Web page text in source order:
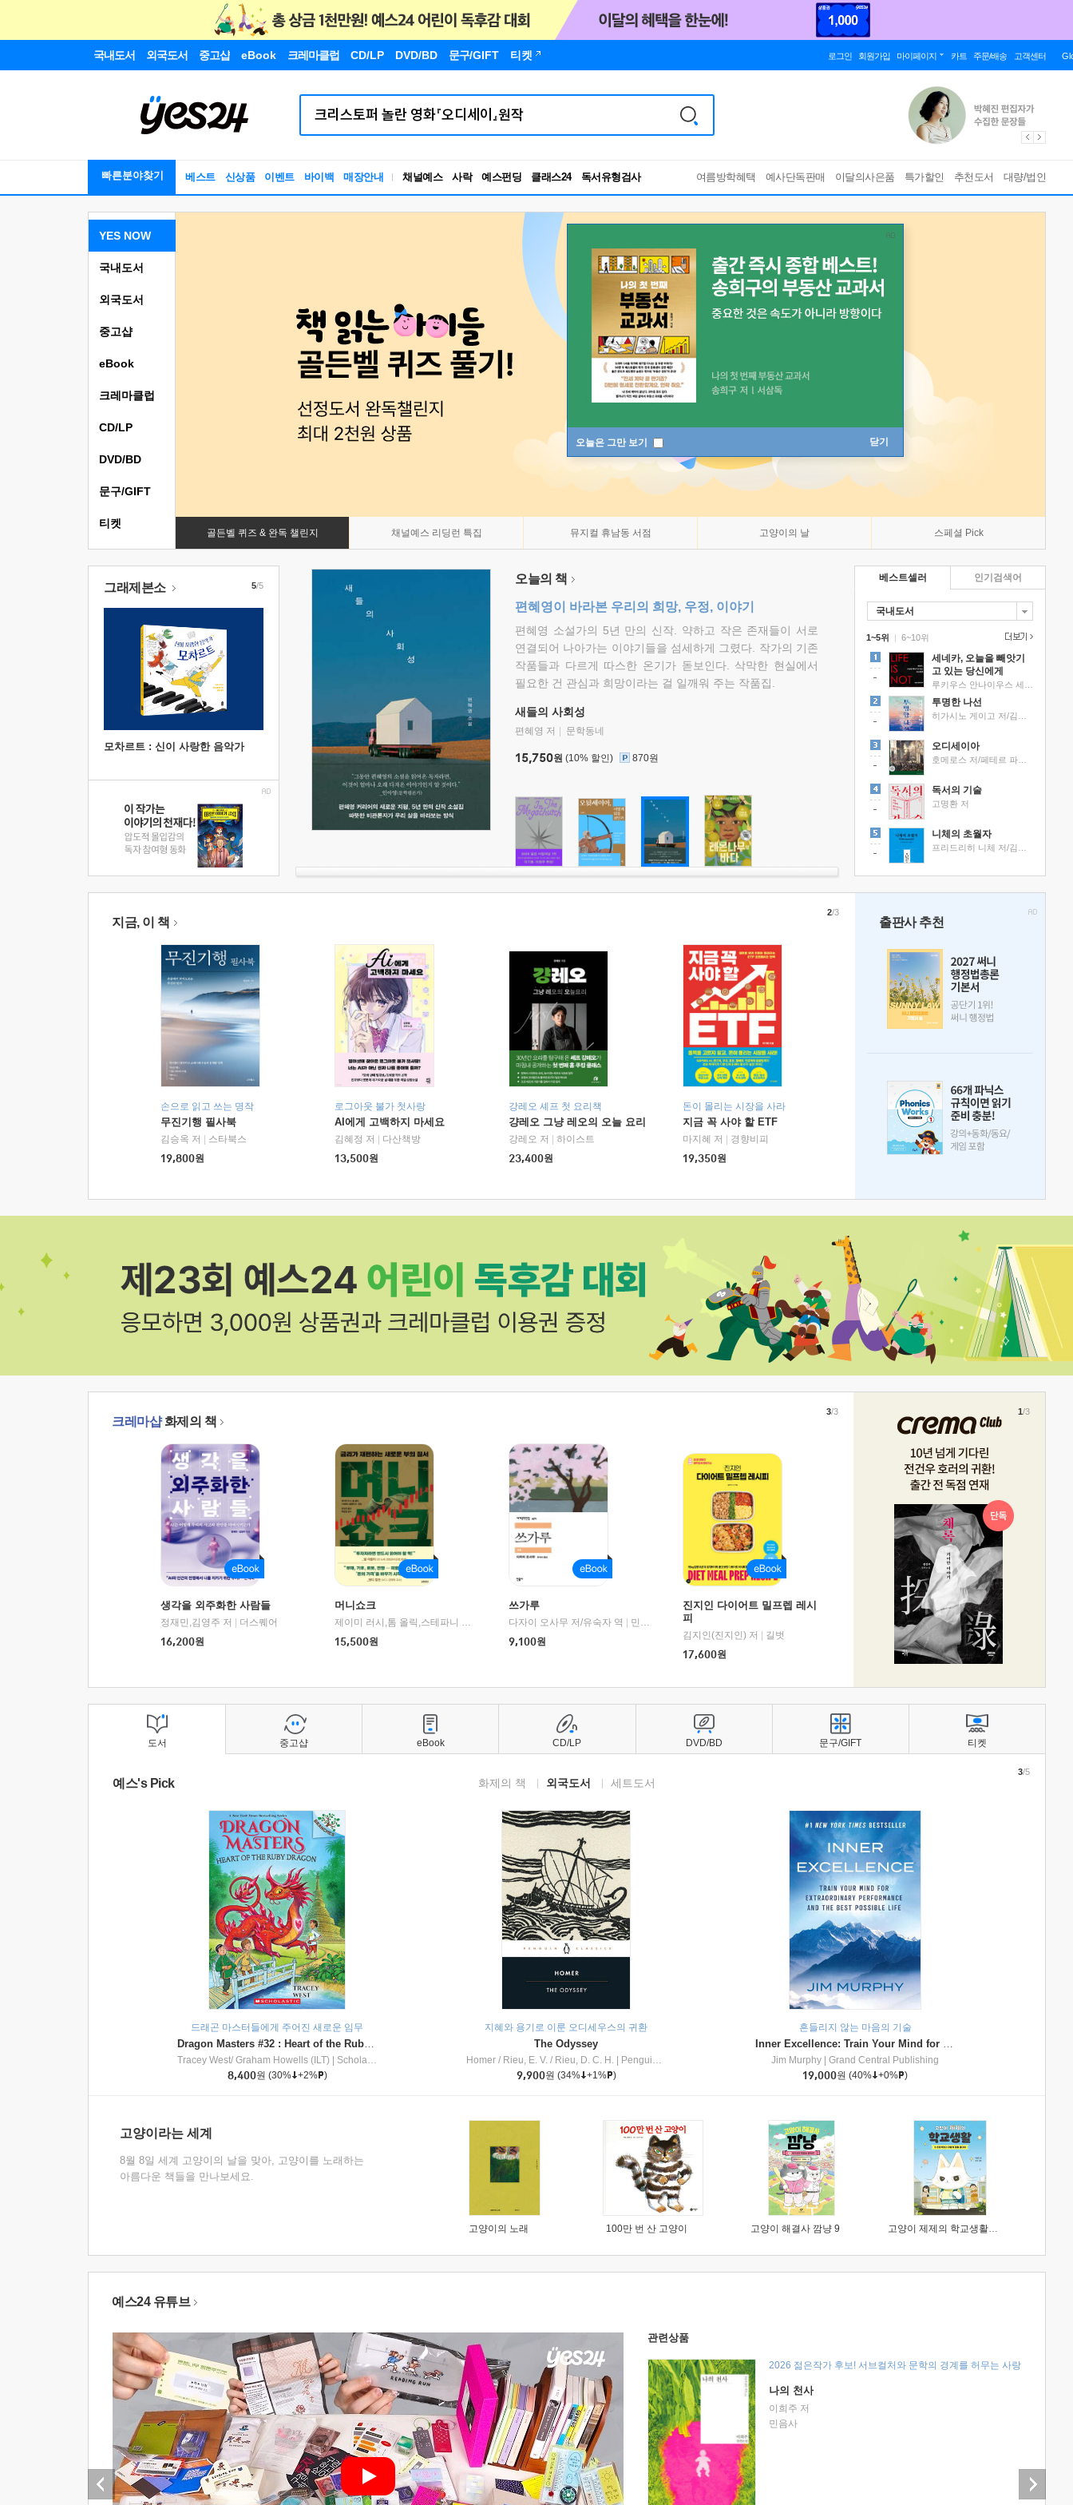
국내도서 외국도서 중고샵 eBook 크레마클럽 CD/LP DVD/BD 문구/GIFT 티켓 로그인 회원가입 마이페이지 카트 주문/배송 고객센터
빠른분야찾기 베스트 신상품 이벤트 바이백 매장안내 채널예스 사락 예스펀딩 클래스24
RBTI Lab
독서유형검사
여름방학혜택 예사단독판매 이달의사은품 특가할인 추천도서 대량/법인
오늘은 그만 보기 닫기
YES NOW
골든벨 퀴즈 & 완독 챌린지 채널예스 리딩런 특집 뮤지컬 휴남동 서점 고양이의 날 스페셜 Pick
국내도서
외국도서
중고샵
eBook
크레마클럽
CD/LP
DVD/BD
문구/GIFT
티켓
그래제본소
모차르트 : 신이 사랑한 음악가
5/5 오늘의 책
편혜영이 바라본 우리의 희망, 우정, 이야기
편혜영 소설가의 5년 만의 신작. 약하고 작은 존재들이 서로
연결되어 나아가는 이야기들을 섬세하게 그렸다. 작가의 기존
작품들과 다르게 따스한 온기가 돋보인다. 삭막한 현실에서
필요한 건 관심과 희망이라는 걸 일깨워 주는 작품집.
새들의 사회성
편혜영 저 문학동네
15,750원 (10% 할인) 870원
베스트셀러
국내도서
1~5위 |
세네카, 오늘을 빼앗기
고 있는 당신에게
투명한 나선
오디세이아
독서의 기술
고명환 저
니체의 초월자
6~10위
인기검색어
지금, 이 책
손으로 읽고 쓰는 명작
무진기행 필사북
김승옥 저
스타북스
19,800원
로그아웃 불가 첫사랑
AI에게 고백하지 마세요
김혜정 저
다산책방
13,500원
강레오 셰프 첫 요리책
걍레오 그냥 레오의 오늘 요리
강레오 저
하이스트
23,400원
돈이 몰리는 시장을 사라
지금 꼭 사야 할 ETF
마지혜 저
경향비피
19,350원
2/3
출판사 추천
크레마샵화제의 책
생각을 외주화한 사람들
정재민,김영주 저
더스퀘어
16,200원
머니쇼크
제이미 러시,톰 올릭,스테파니 플랜더스 편저/임경은 역/박정호 감수 |
교보문고
15,500원
쓰가루
다자이 오사무 저/유숙자 역
민음사
9,100원
진지인 다이어트 밀프렙 레시
피
김지인(진지인) 저
길벗
17,600원
3/3 1/3
도서
예스's Pick 화제의 책 외국도서 세트도서
드래곤 마스터들에게 주어진 새로운 임무
Dragon Masters #32 : Heart of the Ruby Dragon (A Branches Book)
Tracey West/ Graham Howells (ILT)
Scholastic Inc
8,400원 (30% +2% )
지혜와 용기로 이룬 오디세우스의 귀환
The Odyssey
Homer / Rieu, E. V. / Rieu, D. C. H.
Penguin Group
9,900원 (34% +1% )
흔들리지 않는 마음의 기술
Inner Excellence: Train Your Mind for Extraordinary Performance and the Best Possible Life
Jim Murphy
Grand Central Publishing
19,000원 (40% +0% )
3/5
고양이라는 세계
8월 8일 세계 고양이의 날을 맞아, 고양이를 노래하는
아름다운 책들을 만나보세요.
고양이의 노래 100만 번 산 고양이 고양이 해결사 깜냥 9 고양이 제제의 학교생활 1 : 초등학생이 이렇게 힘들 줄이야
중고샵 eBook CD/LP DVD/BD 문구/GIFT 티켓
예스24 유튜브
관련상품
2026 젊은작가 후보! 서브컬처와 문학의 경계를 허무는 사랑
나의 천사
이희주 저
민음사